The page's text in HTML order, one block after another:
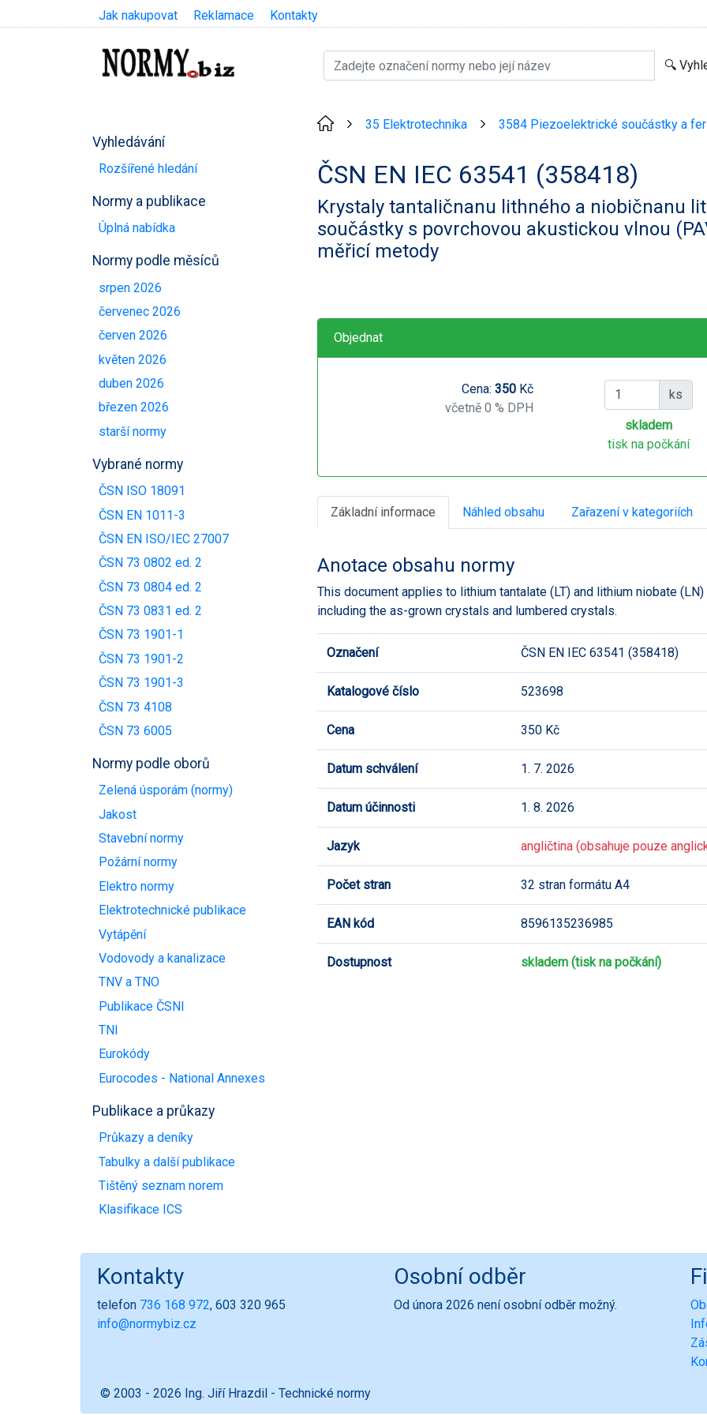
Jak nakupovat Reklamace Kontakty
Vyhledávání
Rozšířené hledání
Normy a publikace
Úplná nabídka
Normy podle měsíců
srpen 2026
červenec 2026
červen 2026
květen 2026
duben 2026
březen 2026
starší normy
Vybrané normy
ČSN ISO 18091
ČSN EN 1011-3
ČSN EN ISO/IEC 27007
ČSN 73 0802 ed. 2
ČSN 73 0804 ed. 2
ČSN 73 0831 ed. 2
ČSN 73 1901-1
ČSN 73 1901-2
ČSN 73 1901-3
ČSN 73 4108
ČSN 73 6005
Normy podle oborů
Zelená úsporám (normy)
Jakost
Stavební normy
Požární normy
Elektro normy
Elektrotechnické publikace
Vytápění
Vodovody a kanalizace
TNV a TNO
Publikace ČSNI
TNI
Eurokódy
Eurocodes - National Annexes
Publikace a průkazy
Průkazy a deníky
Tabulky a další publikace
Tištěný seznam norem
Klasifikace ICS
35 Elektrotechnika 3584 Piezoelektrické součástky a
ČSN EN IEC 63541 (358418)
Krystaly tantaličnanu lithného a niobičnanu
součástky s povrchovou akustickou vlnou
měřicí metody
Objednat
Cena: 350Kč
včetně 0 % DPH
ks
skladem
tisk na počkání
Základní informace Náhled obsahu Zařazení v kategoriích
Anotace obsahu normy
This document applies to lithium tantalate (LT) and lithium niobate
including the as-grown crystals and lumbered crystals.
Označení ČSN EN IEC 63541 (358418)
Katalogové číslo 523698
Cena 350 Kč
Datum schválení 1. 7. 2026
Datum účinnosti 1. 8. 2026
Jazyk angličtina (obsahuje pouze
Počet stran 32 stran formátu A4
EAN kód 8596135236985
Dostupnost skladem (tisk na počkání)
Kontakty
telefon 736 168 972, 603 320 965
info@normybiz.cz
Osobní odběr
Od února 2026 není osobní odběr možný.
© 2003 - 2026 Ing. Jiří Hrazdil - Technické normy